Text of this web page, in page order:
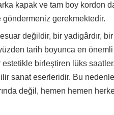
kapak ve tam boy kordon
gerekmektedir.
değildir, bir yadigârdır,
tarih boyunca en
estetikle birleştiren lüks
sanat eserleridir. Bu
değil, hemen hemen